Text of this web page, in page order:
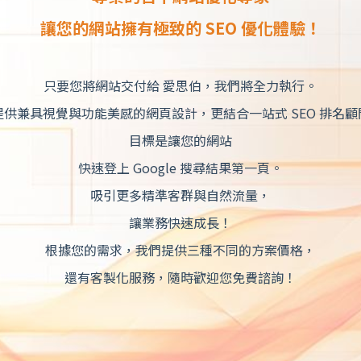
讓您的網站擁有極致的 SEO 優化體驗！
只要您將網站交付給 愛思伯，我們將全力執行。
兼具視覺與功能美感的網頁設計，更結合一站式 SEO 排名
目標是讓您的網站
快速登上 Google 搜尋結果第一頁。
吸引更多精準客群與自然流量，
讓業務快速成長！
根據您的需求，我們提供三種不同的方案價格，
還有客製化服務，隨時歡迎您免費諮詢！